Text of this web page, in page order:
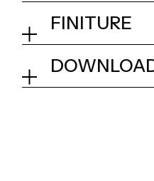
Set doccia
supporto fisso
rettangolare
FINITURE
01Q - Chrome
Dimensionale